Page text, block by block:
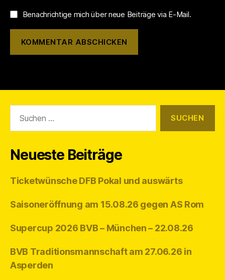
Benachrichtige mich über neue Beiträge via E-Mail.
nach:
Neueste Beiträge
Ticketwünsche DFB Pokal und auswärts
Saisoneröffnung am 15.08.26 gegen AS Rom
Supercup 2026 BVB – München – 22.08.26
BVB Traditionsmannschaft am 27.06.26 in
Asperden